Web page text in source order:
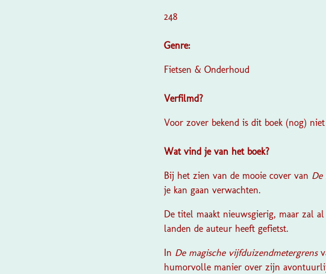
248
Genre:
Fietsen & Onderhoud
Verfilmd?
Voor zover bekend is dit boek (nog)
Wat vind je van het boek?
Bij het zien van de mooie cover van De
je kan gaan verwachten.
De titel maakt nieuwsgierig, maar zal
landen de auteur heeft gefietst.
In De magische vijfduizendmetergrens
humorvolle manier over zijn